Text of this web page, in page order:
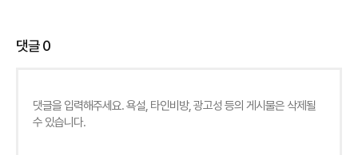
댓글0